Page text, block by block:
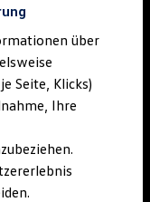
über
Seite, Klicks)
Ihre